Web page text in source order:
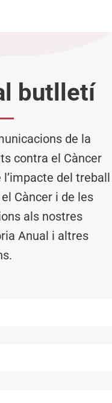
butlletí
de la
contra el Càncer
l’impacte del treball
Càncer i de les
als nostres
Anual i altres